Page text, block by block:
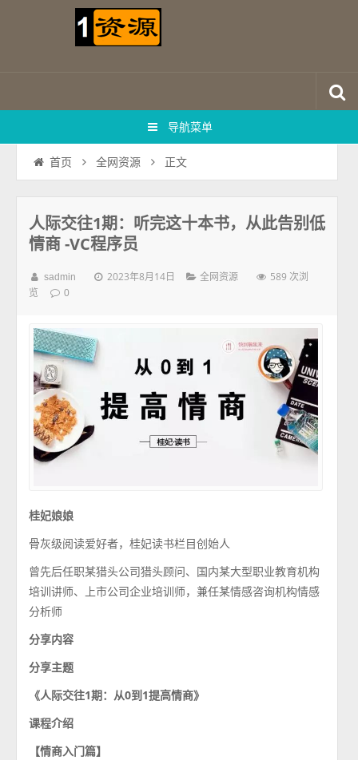
导航菜单
首页 全网资源 正文
人际交往1期：听完这十本书，从此告别低
情商 -VC程序员
sadmin 2023年8月14日 全网资源
589 次浏
览
0
桂妃娘娘
骨灰级阅读爱好者，桂妃读书栏目创始人
曾先后任职某猎头公司猎头顾问、国内某大型职业教育机构
培训讲师、上市公司企业培训师，兼任某情感咨询机构情感
分析师
分享内容
分享主题
《人际交往1期：从0到1提高情商》
课程介绍
【情商入门篇】